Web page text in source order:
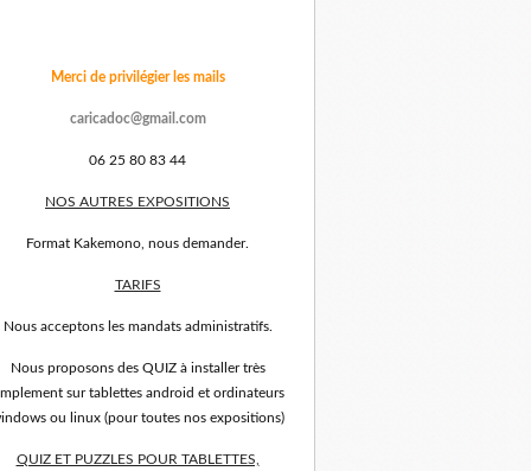
Merci de privilégier les mails
caricadoc@gmail.com
06 25 80 83 44
NOS AUTRES EXPOSITIONS
Format Kakemono, nous demander.
TARIFS
Nous acceptons les mandats administratifs.
Nous proposons des QUIZ à installer très
sur tablettes android et ordinateurs
ou linux (pour toutes nos expositions)
QUIZ ET PUZZLES POUR TABLETTES,